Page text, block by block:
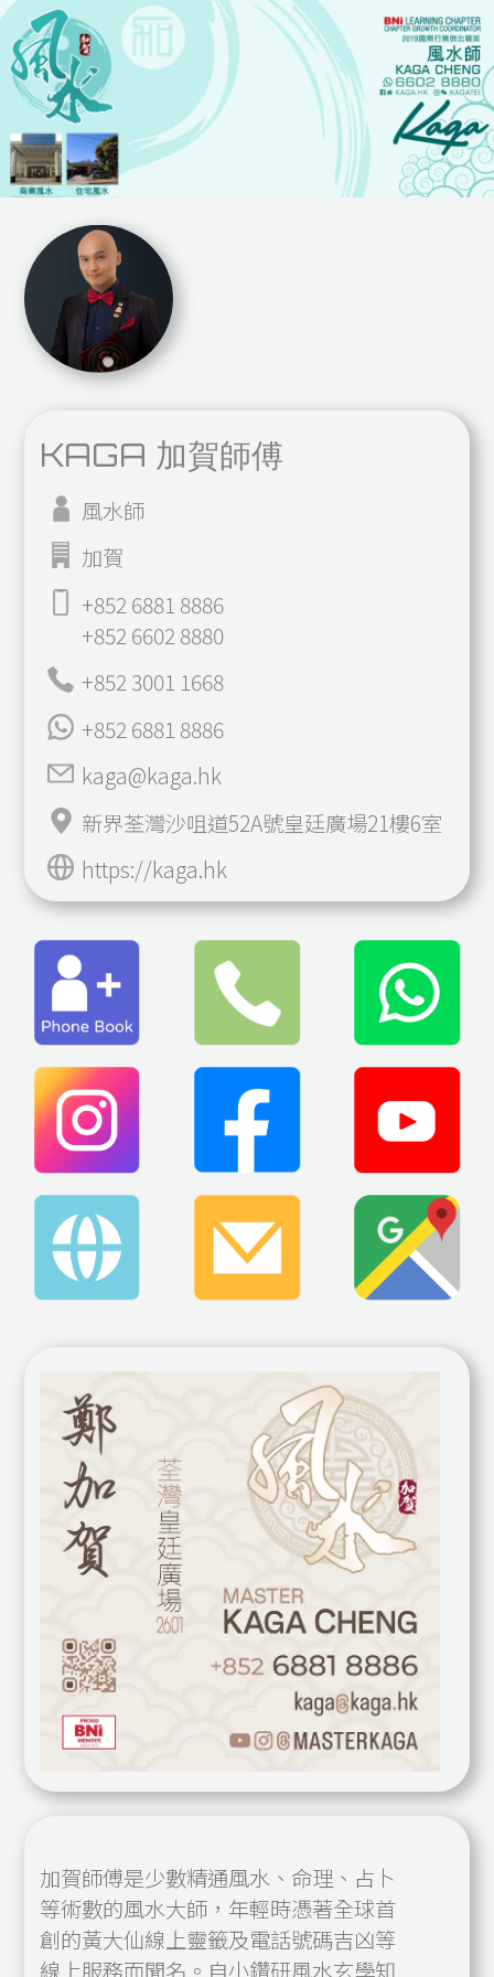
KAGA 加賀師傅
風水師
加賀
+852 6881 8886
+852 6602 8880
+852 3001 1668
+852 6881 8886
kaga@kaga.hk
新界荃灣沙咀道52A號皇廷廣場21樓6室
https://kaga.hk
加賀師傅是少數精通風水、命理、占卜
等術數的風水大師，年輕時憑著全球首
創的黃大仙線上靈籤及電話號碼吉凶等
線上服務而聞名。自小鑽研風水玄學知